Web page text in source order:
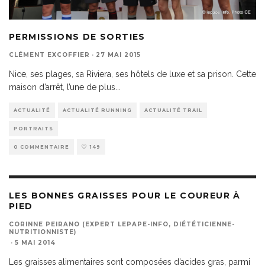
PERMISSIONS DE SORTIES
CLÉMENT EXCOFFIER · 27 MAI 2015
Nice, ses plages, sa Riviera, ses hôtels de luxe et sa prison. Cette
maison d’arrêt, l’une de plus
ACTUALITÉ ACTUALITÉ RUNNING ACTUALITÉ TRAIL
PORTRAITS
0 COMMENTAIRE 149
LES BONNES GRAISSES POUR LE COUREUR À
PIED
CORINNE PEIRANO (EXPERT LEPAPE-INFO, DIÉTÉTICIENNE-
NUTRITIONNISTE)
· 5 MAI 2014
Les graisses alimentaires sont composées d’acides gras, parmi